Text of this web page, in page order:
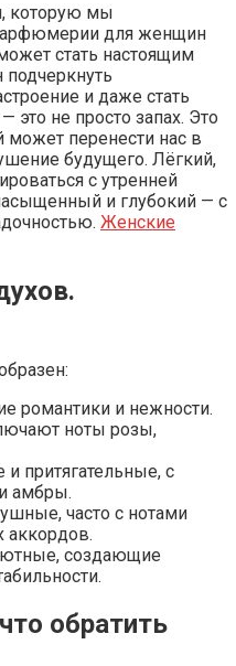
которую мы
для женщин
стать настоящим
подчеркнуть
и даже стать
это не просто запах. Это
перенести нас в
будущего. Лёгкий,
с утренней
и глубокий — с
Женские
романтики и нежности.
ноты розы,
притягательные, с
амбры.
часто с нотами
аккордов.
создающие
обратить